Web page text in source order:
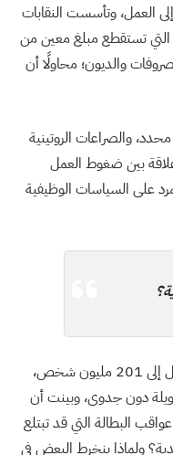
العمل، وتأسست النقابات
التي تستقطع مبلغ معين من
والديون؛ محاولًا أن
والصراعات الروتينية
بين ضغوط العمل
على السياسات الوظيفية
العام الماضي، أن يصل عدد العاطلين عن العمل إلى 201 مليون شخص،
عمل لأشهر طويلة دون جدوى، وبينت أن
البطالة التي قد تبتلع
ولماذا ينخرط البعض في